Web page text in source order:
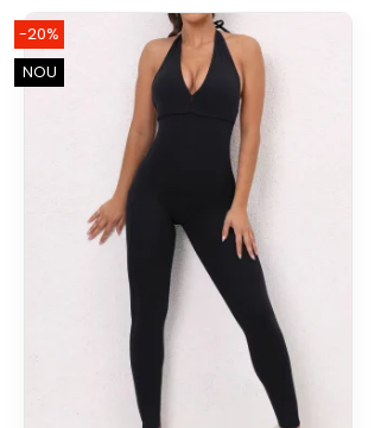
-20%
NOU